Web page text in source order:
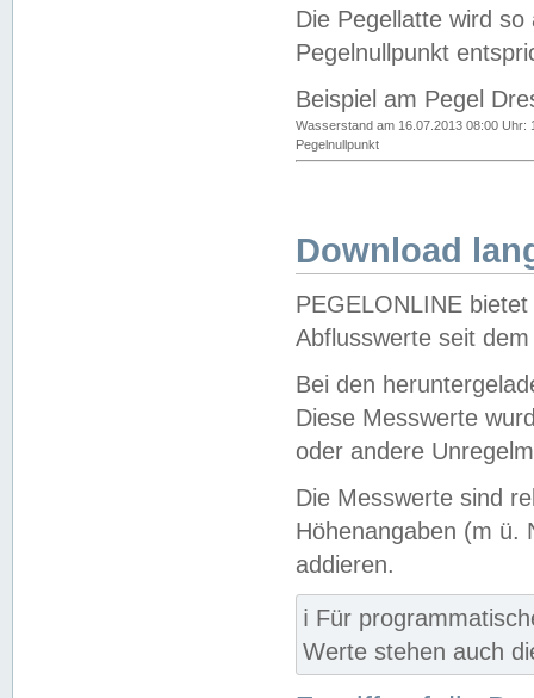
Die Pegellatte wird
Pegelnullpunkt
Beispiel am Pegel
Wasserstand am 16.07.2013 08:00 Uhr:
Pegelnullpunkt
Download
PEGELONLINE
Abflusswerte seit
Bei den
Diese Messwerte
oder andere
Die Messwerte sind
Höhenangaben (m ü.
addieren.
ℹ️ Für
Werte stehen auch